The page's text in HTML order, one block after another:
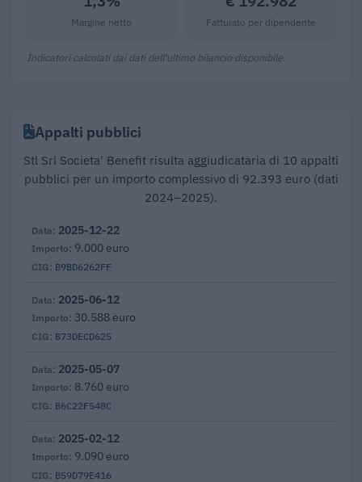
Margine netto Fatturato per dipendente
Indicatori calcolati dai dati dell'ultimo bilancio disponibile.
Appalti pubblici
Stl Srl Societa' Benefit risulta aggiudicataria di 10 appalti
pubblici per un importo complessivo di 92.393 euro (dati
2024–2025).
B9BD6262FF
2025-12-22
9.000 euro
B73DECD625
2025-06-12
30.588 euro
B6C22F548C
2025-05-07
8.760 euro
B59D79E416
2025-02-12
9.090 euro